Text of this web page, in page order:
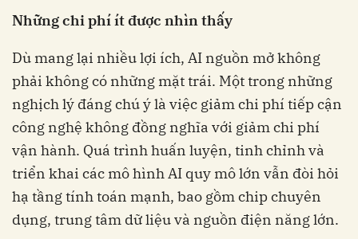
Những chi phí ít được nhìn thấy
Dù mang lại nhiều lợi ích, AI nguồn mở không
phải không có những mặt trái. Một trong những
nghịch lý đáng chú ý là việc giảm chi phí tiếp cận
công nghệ không đồng nghĩa với giảm chi phí
vận hành. Quá trình huấn luyện, tinh chỉnh và
triển khai các mô hình AI quy mô lớn vẫn đòi hỏi
hạ tầng tính toán mạnh, bao gồm chip chuyên
dụng, trung tâm dữ liệu và nguồn điện năng lớn.